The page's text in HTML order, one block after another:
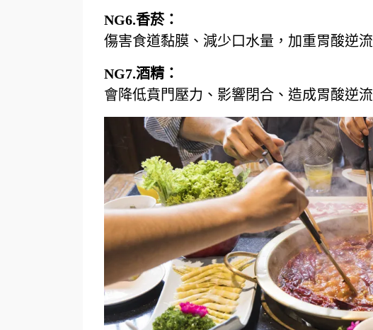
NG6.香菸：
傷害食道黏膜、減少口水量，加重胃酸逆流
NG7.酒精：
會降低賁門壓力、影響閉合、造成胃酸逆流